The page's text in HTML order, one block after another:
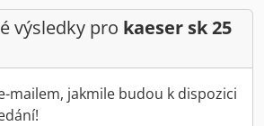
výsledky pro kaeser sk 25
mailem, jakmile budou k dispozici